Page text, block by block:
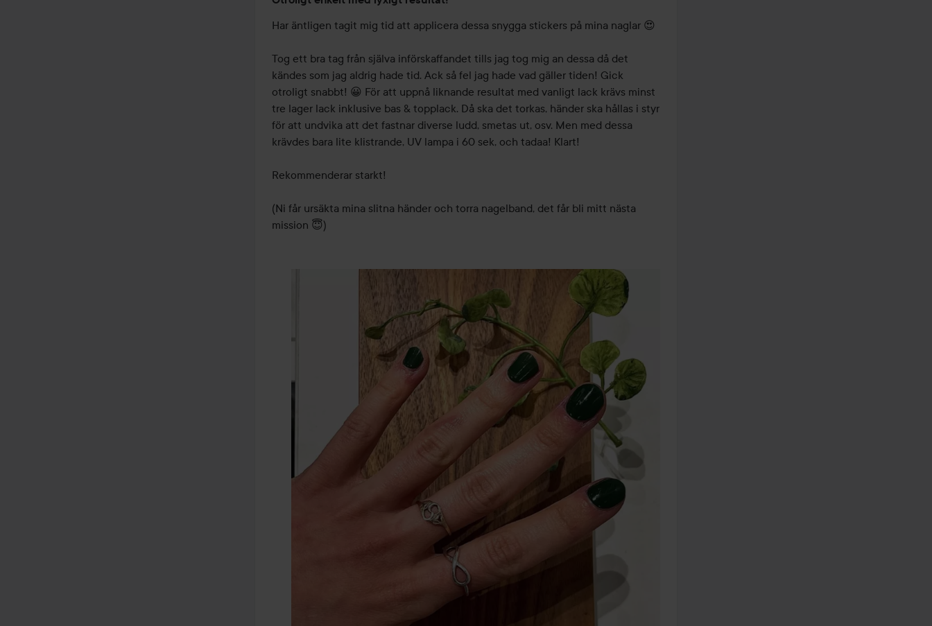
5
av
Har äntligen tagit mig tid att applicera dessa snygga stickers på mina naglar 😍
Tog ett bra tag från själva införskaffandet tills jag tog mig an dessa då det
kändes som jag aldrig hade tid. Ack så fel jag hade vad gäller tiden! Gick
otroligt snabbt! 😀 För att uppnå liknande resultat med vanligt lack krävs minst
tre lager lack inklusive bas & topplack. Då ska det torkas, händer ska hållas i styr
för att undvika att det fastnar diverse ludd, smetas ut, osv. Men med dessa
krävdes bara lite klistrande, UV lampa i 60 sek, och tadaa! Klart!
Rekommenderar starkt!
(Ni får ursäkta mina slitna händer och torra nagelband, det får bli mitt nästa
mission 😇)